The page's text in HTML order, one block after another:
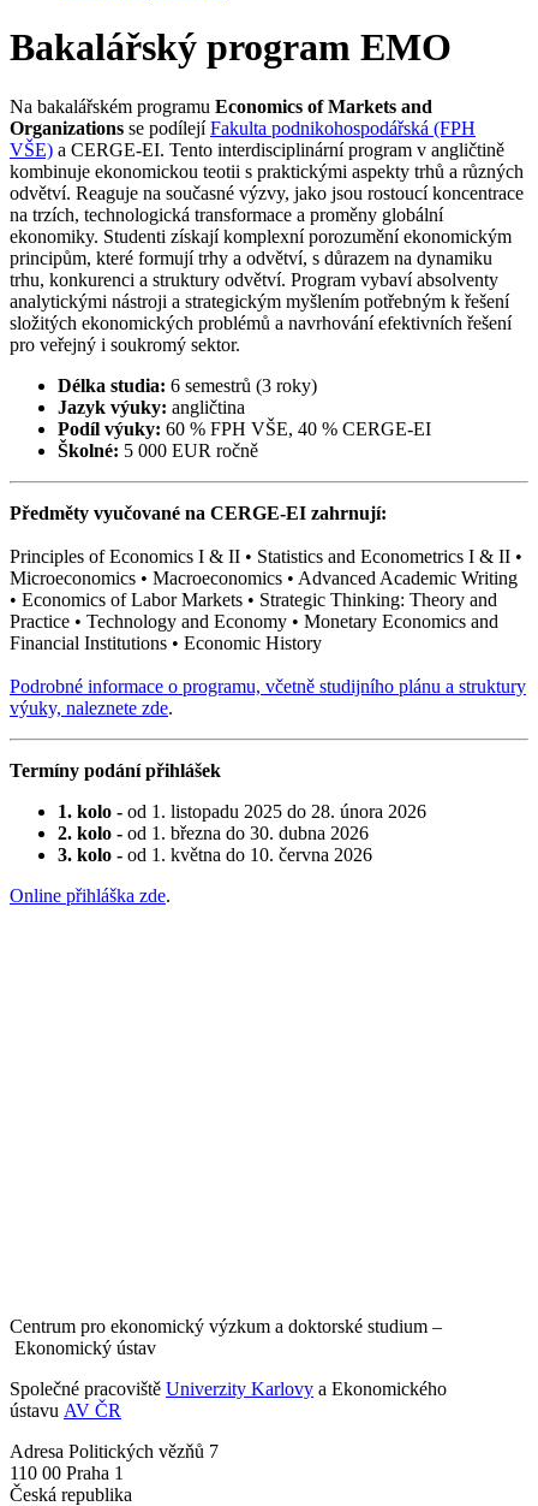
Bakalářský program EMO
Na bakalářském programu Economics of Markets and
Organizations se podílejíFakulta podnikohospodářská (FPH
VŠE) a CERGE-EI. Tento interdisciplinární program v angličtině
kombinuje ekonomickou teotii s praktickými aspekty trhů a různých
odvětví. Reaguje na současné výzvy, jako jsou rostoucí koncentrace
na trzích, technologická transformace a proměny globální
ekonomiky. Studenti získají komplexní porozumění ekonomickým
principům, které formují trhy a odvětví, s důrazem na dynamiku
trhu, konkurenci a struktury odvětví. Program vybaví absolventy
analytickými nástroji a strategickým myšlením potřebným k řešení
složitých ekonomických problémů a navrhování efektivních řešení
pro veřejný i soukromý sektor.
Délka studia: 6 semestrů (3 roky)
Jazyk výuky: angličtina
Podíl výuky: 60 % FPH VŠE, 40 % CERGE-EI
Školné: 5 000 EUR ročně
Předměty vyučované na CERGE-EI zahrnují:
Principles of Economics I & II • Statistics and Econometrics I & II •
Microeconomics • Macroeconomics • Advanced Academic Writing
• Economics of Labor Markets • Strategic Thinking: Theory and
Practice • Technology and Economy • Monetary Economics and
Financial Institutions • Economic History
Podrobné informace o programu, včetně studijního plánu a struktury
výuky, naleznete zde.
Termíny podání přihlášek
1. kolo - od 1. listopadu 2025 do 28. února 2026
2. kolo - od 1. března do 30. dubna 2026
3. kolo - od 1. května do 10. června 2026
Online přihláška zde.
Centrum pro ekonomický výzkum a doktorské studium –
Ekonomický ústav
Společné pracoviště Univerzity Karlovy a Ekonomického
ústavu AV ČR
Adresa Politických vězňů 7
110 00 Praha 1
Česká republika